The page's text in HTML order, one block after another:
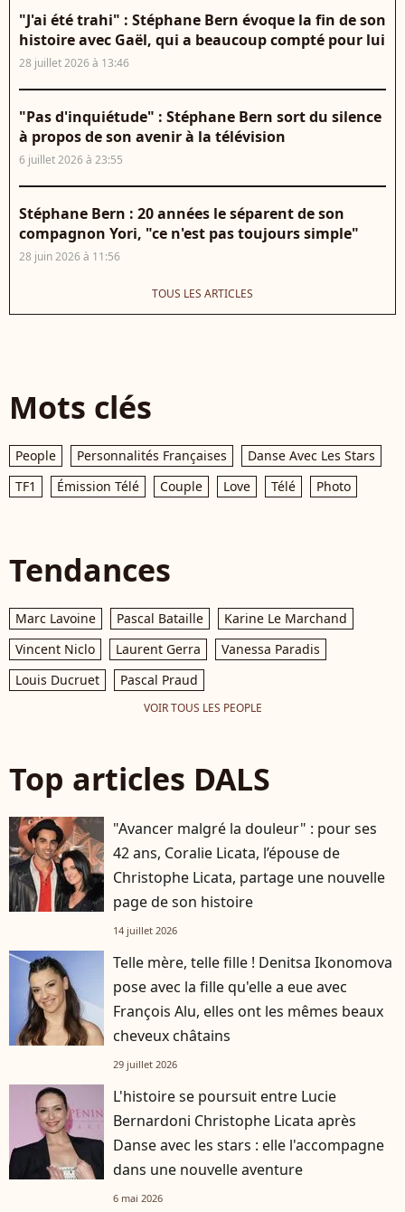
"J'ai été trahi" : Stéphane Bern évoque la fin de son
histoire avec Gaël, qui a beaucoup compté pour lui
28 juillet 2026 à 13:46
"Pas d'inquiétude" : Stéphane Bern sort du silence
à propos de son avenir à la télévision
6 juillet 2026 à 23:55
Stéphane Bern : 20 années le séparent de son
compagnon Yori, "ce n'est pas toujours simple"
28 juin 2026 à 11:56
TOUS LES ARTICLES
Mots clés
People Personnalités Françaises
Danse Avec Les Stars
TF1
Émission Télé Couple Love Télé Photo
Tendances
Marc Lavoine Pascal Bataille
Karine Le Marchand
Vincent Niclo
Laurent Gerra
Vanessa Paradis
Louis Ducruet
Pascal Praud
VOIR TOUS LES PEOPLE
Top articles DALS
"Avancer malgré la douleur" : pour ses
42 ans, Coralie Licata, l’épouse de
Christophe Licata, partage une nouvelle
page de son histoire
14 juillet 2026
Telle mère, telle fille ! Denitsa Ikonomova
pose avec la fille qu'elle a eue avec
François Alu, elles ont les mêmes beaux
cheveux châtains
29 juillet 2026
L'histoire se poursuit entre Lucie
Bernardoni Christophe Licata après
Danse avec les stars : elle l'accompagne
dans une nouvelle aventure
6 mai 2026